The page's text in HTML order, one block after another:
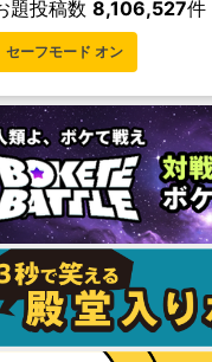
題投稿数 8,106,527件
セーフモード オン